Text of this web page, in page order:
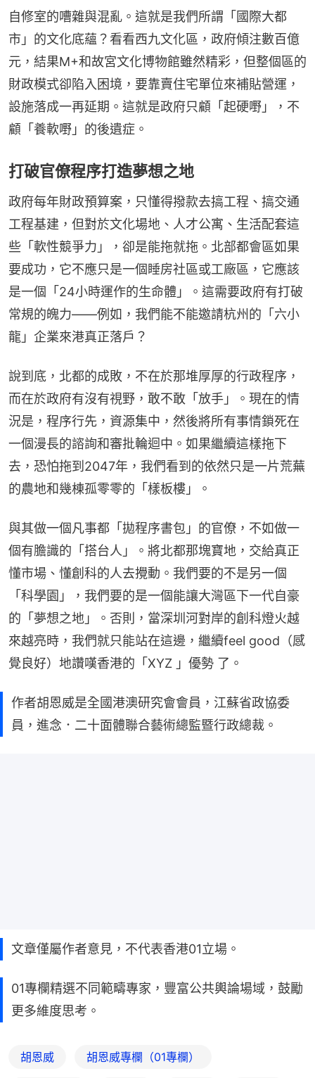
自修室的嘈雜與混亂。這就是我們所謂「國際大都
市」的文化底蘊？看看西九文化區，政府傾注數百億
元，結果M+和故宮文化博物館雖然精彩，但整個區的
財政模式卻陷入困境，要靠賣住宅單位來補貼營運，
設施落成一再延期。這就是政府只顧「起硬嘢」，不
顧「養軟嘢」的後遺症。
打破官僚程序打造夢想之地
政府每年財政預算案，只懂得撥款去搞工程、搞交通
工程基建，但對於文化場地、人才公寓、生活配套這
些「軟性競爭力」，卻是能拖就拖。北部都會區如果
要成功，它不應只是一個睡房社區或工廠區，它應該
是一個「24小時運作的生命體」。這需要政府有打破
常規的魄力——例如，我們能不能邀請杭州的「六小
龍」企業來港真正落戶？
說到底，北都的成敗，不在於那堆厚厚的行政程序，
而在於政府有沒有視野，敢不敢「放手」。現在的情
況是，程序行先，資源集中，然後將所有事情鎖死在
一個漫長的諮詢和審批輪迴中。如果繼續這樣拖下
去，恐怕拖到2047年，我們看到的依然只是一片荒蕪
的農地和幾棟孤零零的「樣板樓」。
與其做一個凡事都「拋程序書包」的官僚，不如做一
個有膽識的「搭台人」。將北都那塊寶地，交給真正
懂市場、懂創科的人去攪動。我們要的不是另一個
「科學園」，我們要的是一個能讓大灣區下一代自豪
的「夢想之地」。否則，當深圳河對岸的創科燈火越
來越亮時，我們就只能站在這邊，繼續feel good（感
覺良好）地讚嘆香港的「XYZ 」優勢 了。
作者胡恩威是全國港澳研究會會員，江蘇省政協委
員，進念．二十面體聯合藝術總監暨行政總裁。
文章僅屬作者意見，不代表香港01立場。
01專欄精選不同範疇專家，豐富公共輿論場域，鼓勵
更多維度思考。
胡恩威 胡恩威專欄（01專欄）